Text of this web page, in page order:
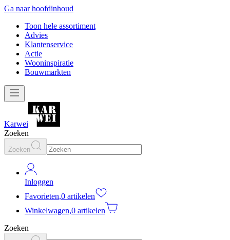
Ga naar hoofdinhoud
Toon hele assortiment
Advies
Klantenservice
Actie
Wooninspiratie
Bouwmarkten
Karwei
Zoeken
Zoeken
Inloggen
Favorieten,0 artikelen
Winkelwagen,0 artikelen
Zoeken